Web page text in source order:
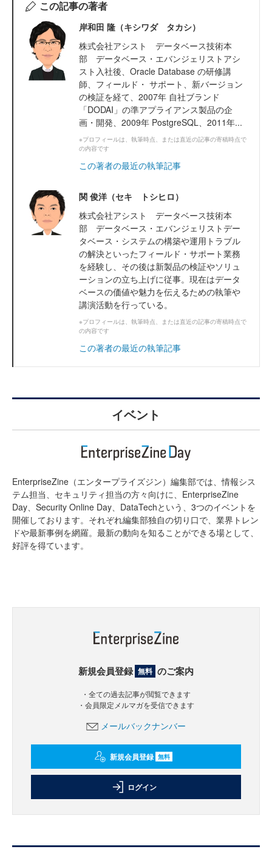
この記事の著者
岸和田 隆（キシワダ タカシ）
株式会社アシスト データベース技術本
部 データベース・エバンジェリストアシ
スト入社後、Oracle Database の研修講
師、フィールド・ サポート、新バージョン
の検証を経て、2007年 自社ブランド
「DODAI」の準アプライアンス製品の企
画・開発、2009年 PostgreSQL、2011年...
※プロフィールは、執筆時点、または直近の記事の寄稿時点で
の内容です
この著者の最近の執筆記事
関 俊洋（セキ トシヒロ）
株式会社アシスト データベース技術本
部 データベース・エバンジェリストデー
タベース・システムの構築や運用トラブル
の解決といったフィールド・サポート業務
を経験し、その後は新製品の検証やソリュ
ーションの立ち上げに従事。現在はデータ
ベースの価値や魅力を伝えるための執筆や
講演活動を行っている。
※プロフィールは、執筆時点、または直近の記事の寄稿時点で
の内容です
この著者の最近の執筆記事
イベント
EnterpriseZine（エンタープライズジン）編集部では、情報シス
テム担当、セキュリティ担当の方々向けに、EnterpriseZine
Day、Security Online Day、DataTechという、3つのイベントを
開催しております。それぞれ編集部独自の切り口で、業界トレン
ドや最新事例を網羅。最新の動向を知ることができる場として、
好評を得ています。
新規会員登録 無料 のご案内
・全ての過去記事が閲覧できます
・会員限定メルマガを受信できます
メールバックナンバー
新規会員登録 無料
ログイン